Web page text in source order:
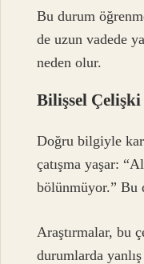
Bu durum
de uzun vadede
neden olur.
Bilişsel Çelişki
Doğru bilgiyle
çatışma yaşar:
bölünmüyor.” Bu
Araştırmalar, bu
durumlarda